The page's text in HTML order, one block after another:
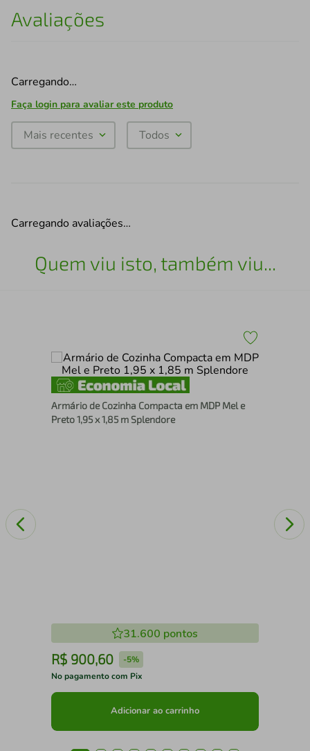
Avaliações
Carregando…
Faça login para avaliar este produto
Mais recentes Todos
Carregando avaliações…
Quem viu isto, também viu...
Armário de Cozinha Compacta em MDP Mel e
Preto 1,95 x 1,85 m Splendore
31.600 pontos
R$ 900,60 -5%
No pagamento com Pix
Adicionar ao carrinho